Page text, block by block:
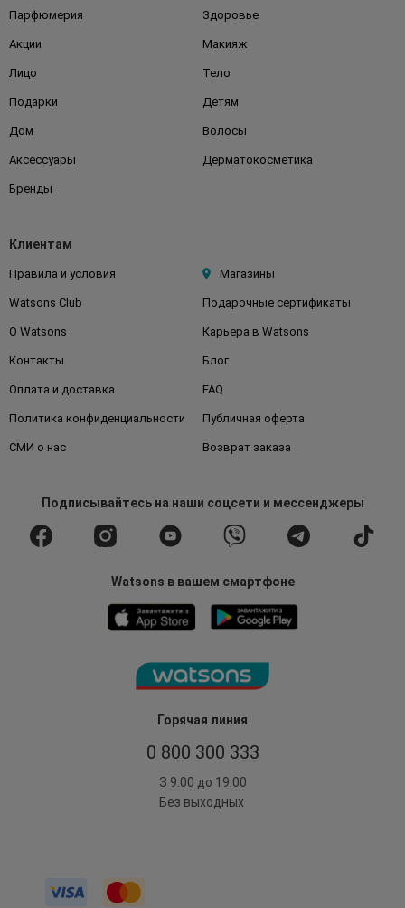
Горячая линия
0 800 300 333
З 9:00 до 19:00
Без выходных
Парфюмерия Здоровье
Акции Макияж
Лицо Тело
Подарки Детям
Дом Волосы
Аксессуары Дерматокосметика
Бренды
Клиентам
Правила и условия Магазины
Watsons Club Подарочные сертификаты
О Watsons Карьера в Watsons
Контакты Блог
Оплата и доставка FAQ
Политика конфиденциальности Публичная оферта
СМИ о нас Возврат заказа
Подписывайтесьна наши соцсети и мессенджеры
Watsons в вашем смартфоне